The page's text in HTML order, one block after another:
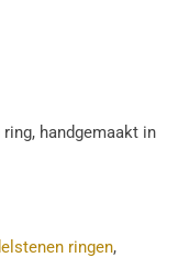
handgemaakt in
ringen,